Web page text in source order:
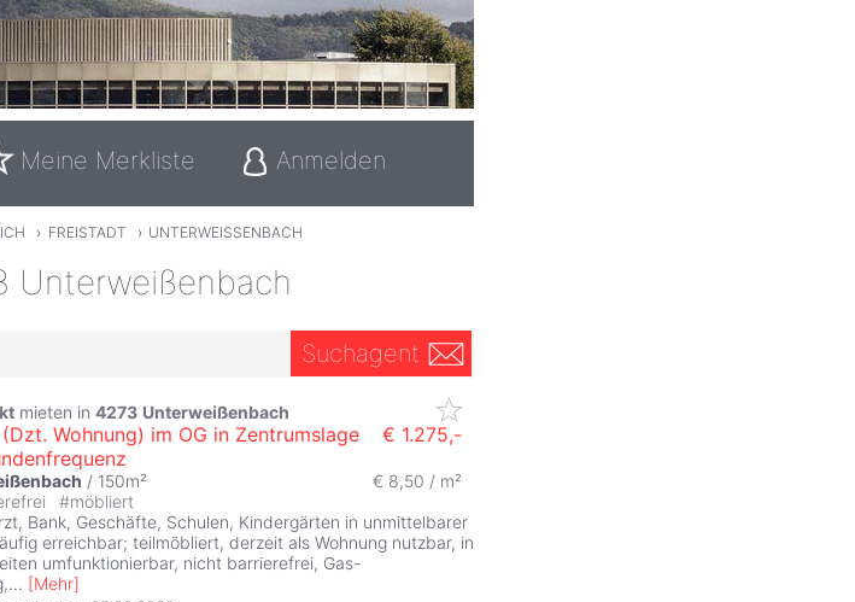
Meine Merkliste Anmelden
› FREISTADT › UNTERWEISSENBACH
Unterweißenbach
Suchagent
mieten in 4273 Unterweißenbach
Wohnung) im OG in Zentrumslage
€ 1.275,-
/ 150m² € 8,50 / m²
#möbliert
Bank, Geschäfte, Schulen, Kindergärten in unmittelbarer
erreichbar; teilmöbliert, derzeit als Wohnung nutzbar, in
umfunktionierbar, nicht barrierefrei, Gas-
... [Mehr]